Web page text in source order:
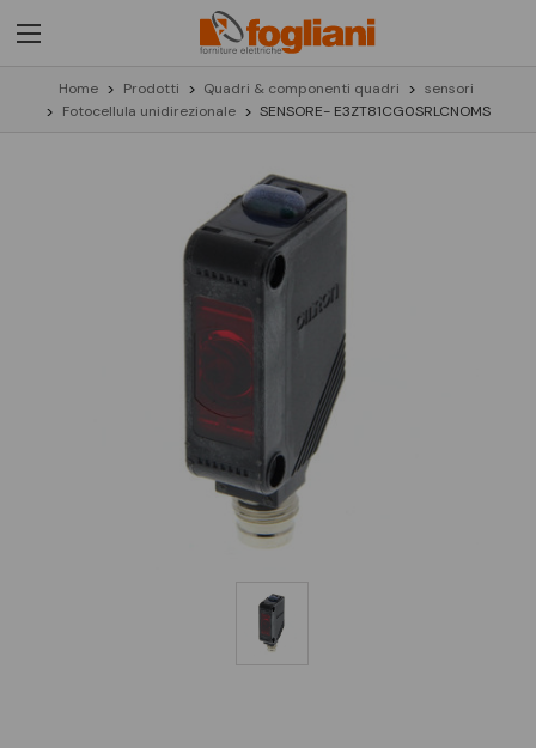
Home Prodotti Quadri & componenti quadri
sensori
Fotocellula unidirezionale
SENSORE- E3ZT81CG0SRLCNOMS